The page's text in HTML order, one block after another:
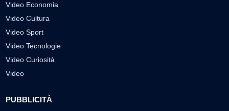
Video Economia
Video Cultura
Video Sport
Video Tecnologie
Video Curiosità
Video
PUBBLICITÀ